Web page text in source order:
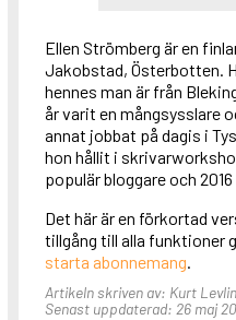
Ellen Strömberg är en
Jakobstad, Österbotten.
hennes man är från
år varit en mångsysslare
annat jobbat på dagis i
hon hållit i
populär bloggare och
Det här är en förkortad
tillgång till alla funktioner
starta abonnemang.
Artikeln skriven av: Kurt
Senast uppdaterad: 26 maj